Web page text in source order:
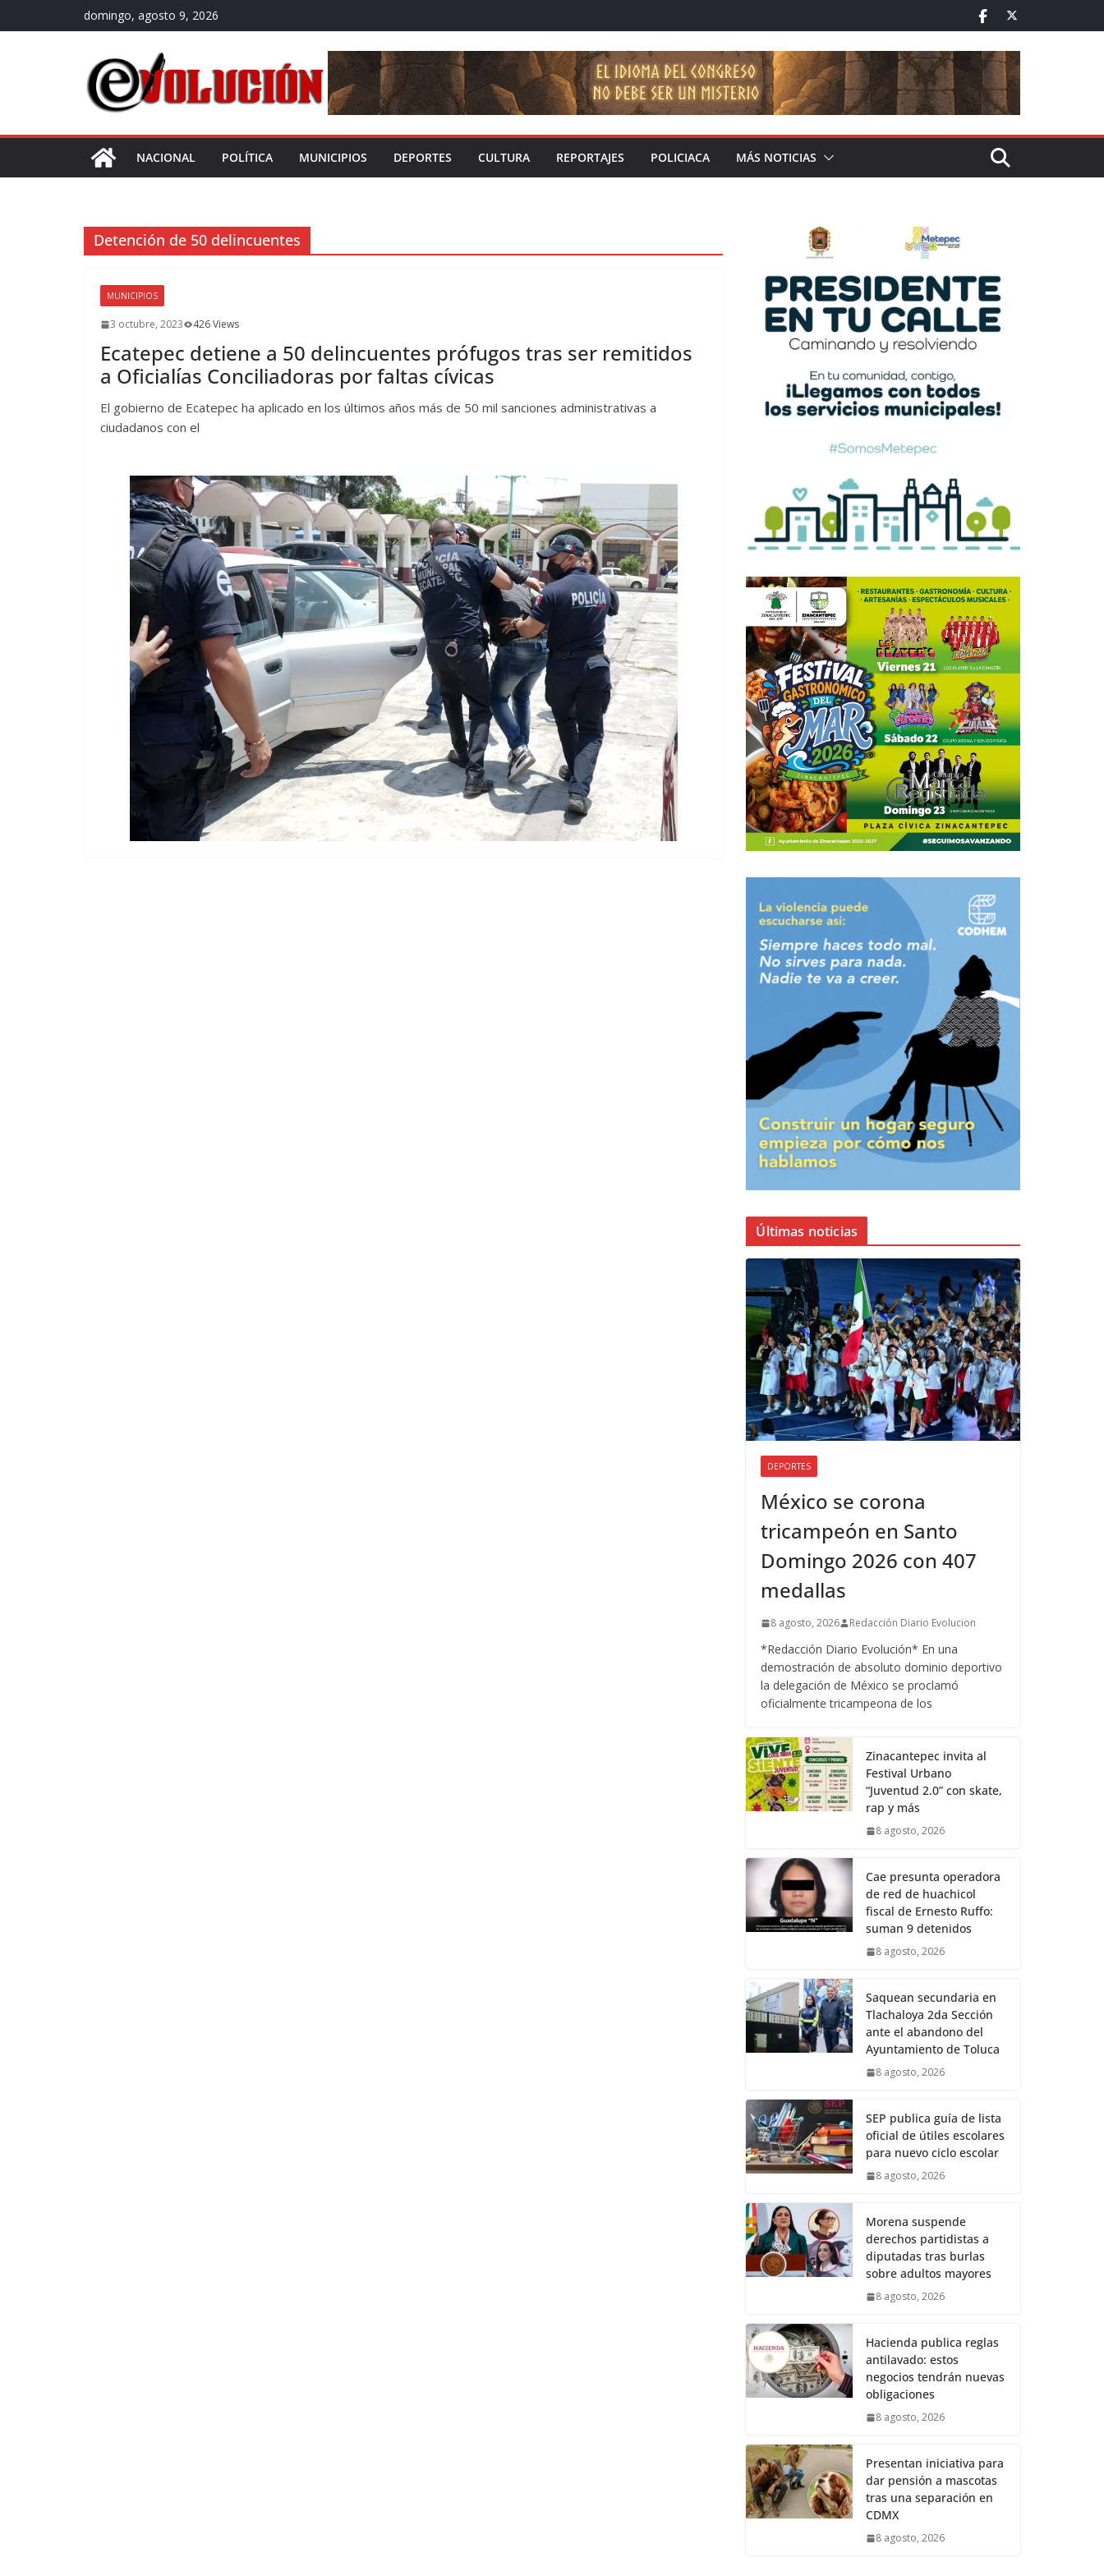
al
domingo, agosto 9, 2026
NACIONAL POLÍTICA MUNICIPIOS DEPORTES CULTURA REPORTAJES POLICIACA MÁS NOTICIAS
Detención de 50 delincuentes
MUNICIPIOS
3 octubre, 2023 426 Views
Ecatepec detiene a 50 delincuentes prófugos tras ser remitidos
a Oficialías Conciliadoras por faltas cívicas
El gobierno de Ecatepec ha aplicado en los últimos años más de 50 mil sanciones administrativas a
ciudadanos con el
Últimas noticias
DEPORTES
México se corona
tricampeón en Santo
Domingo 2026 con 407
medallas
8 agosto, 2026 Redacción Diario Evolucion
*Redacción Diario Evolución* En una
demostración de absoluto dominio deportivo
la delegación de México se proclamó
oficialmente tricampeona de los
Zinacantepec invita al
Festival Urbano
“Juventud 2.0” con skate,
rap y más
8 agosto, 2026
Cae presunta operadora
de red de huachicol
fiscal de Ernesto Ruffo:
suman 9 detenidos
8 agosto, 2026
Saquean secundaria en
Tlachaloya 2da Sección
ante el abandono del
Ayuntamiento de Toluca
8 agosto, 2026
SEP publica guía de lista
oficial de útiles escolares
para nuevo ciclo escolar
8 agosto, 2026
Morena suspende
derechos partidistas a
diputadas tras burlas
sobre adultos mayores
8 agosto, 2026
Hacienda publica reglas
antilavado: estos
negocios tendrán nuevas
obligaciones
8 agosto, 2026
Presentan iniciativa para
dar pensión a mascotas
tras una separación en
CDMX
8 agosto, 2026